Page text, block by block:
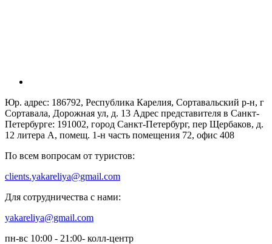
Юр. адрес: 186792, Республика Карелия, Сортавальский р-н, г
Сортавала, Дорожная ул, д. 13 Адрес представителя в Санкт-
Петербурге: 191002, город Санкт-Петербург, пер Щербаков, д.
12 литера А, помещ. 1-н часть помещения 72, офис 408
По всем вопросам от туристов:
clients.yakareliya@gmail.com
Для сотрудничества с нами:
yakareliya@gmail.com
пн-вс 10:00 - 21:00- колл-центр